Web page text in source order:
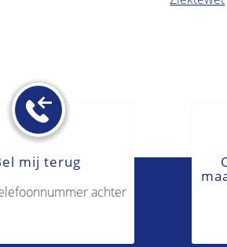
mij terug
achter